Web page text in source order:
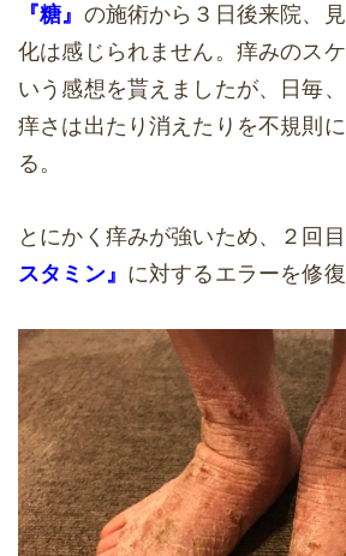
『糖』 の施術から３日後来院、
化は感じられません。痒みのス
いう感想を貰えましたが、日毎
痒さは出たり消えたりを不規則
る。
とにかく痒みが強いため、２回
スタミン』 に対するエラーを修復